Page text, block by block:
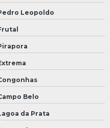
Leopoldo
Belo
da Prata